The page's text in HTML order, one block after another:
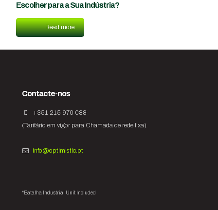
Escolher para a Sua Indústria?
Read more
Contacte-nos
+351 215 970 088
(Tarifário em vigor para Chamada de rede fixa)
info@optimistic.pt
*Batalha Industrial Unit Included